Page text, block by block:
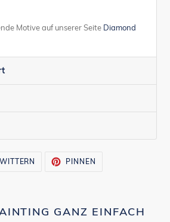
Motive auf unserer Seite Diamond
AUF
TWITTER
PINNEN
GANZ EINFACH